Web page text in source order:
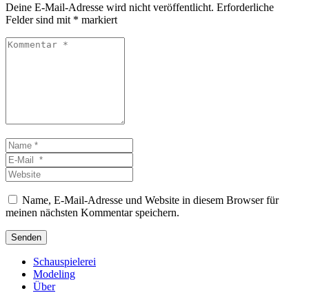
Deine E-Mail-Adresse wird nicht veröffentlicht. Erforderliche
Felder sind mit * markiert
Kommentar
Name
*E-
Mail
*
Website
Name, E-Mail-Adresse und Website in diesem Browser für
meinen nächsten Kommentar speichern.
Senden
Schauspielerei
Modeling
Über